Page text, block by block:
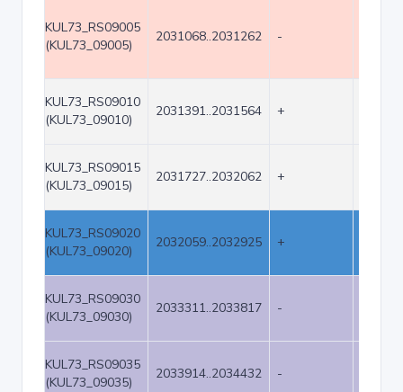
KUL73_RS09005
(KUL73_09005)
2031068..2031262 -
KUL73_RS09010
(KUL73_09010)
2031391..2031564 +
KUL73_RS09015
(KUL73_09015)
2031727..2032062 +
KUL73_RS09020
(KUL73_09020)
2032059..2032925 +
KUL73_RS09030
(KUL73_09030)
2033311..2033817 -
KUL73_RS09035
(KUL73_09035)
2033914..2034432 -